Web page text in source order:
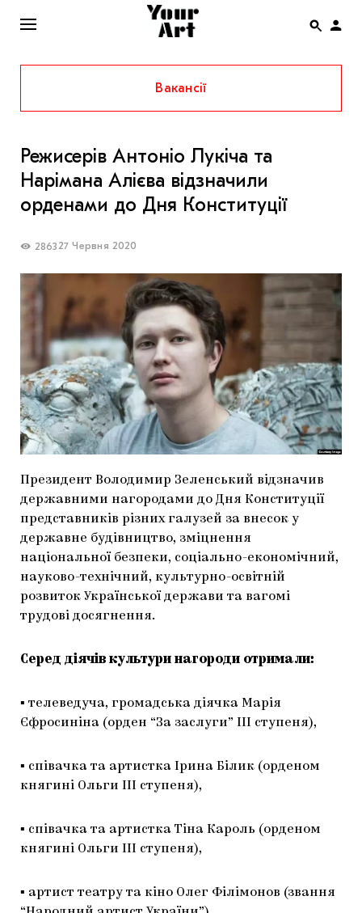
ENG
НОВИНИ
АФІША
ІНТЕРВ’Ю
СПЕЦПРОЄКТИ
THE UKRAINIAN PAVILION AT VENICE BIENNALE
2022
МАРІУПОЛЬСЬКІ МАРГІНАЛІЇ
ДОСЛІДНИЦЬКА ПЛАТФОРМА
ЗАПАЛЕННЯ
CARPATHIAN CULT ПРО РІЗДВЯНІ СВЯТА
Вакансії
Режисерів Антоніо Лукіча та
Нарімана Алієва відзначили
орденами до Дня Конституції
2863 27 Червня 2020
Президент Володимир Зеленський відзначив
державними нагородами до Дня Конституції
представників різних галузей за внесок у
державне будівництво, зміцнення
національної безпеки, соціально-економічний,
науково-технічний, культурно-освітній
розвиток Української держави та вагомі
трудові досягнення.
Серед діячів культури нагороди отримали:
▪️ телеведуча, громадська діячка Марія
Єфросиніна (орден “За заслуги” ІІІ ступеня),
▪️ співачка та артистка Ірина Білик (орденом
княгині Ольги ІІІ ступеня),
▪️ співачка та артистка Тіна Кароль (орденом
княгині Ольги ІІІ ступеня),
▪️ артист театру та кіно Олег Філімонов (звання